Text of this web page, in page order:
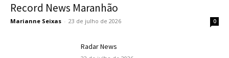
Record News Maranhão
Marianne Seixas - 23 de julho de 2026 0
Radar News